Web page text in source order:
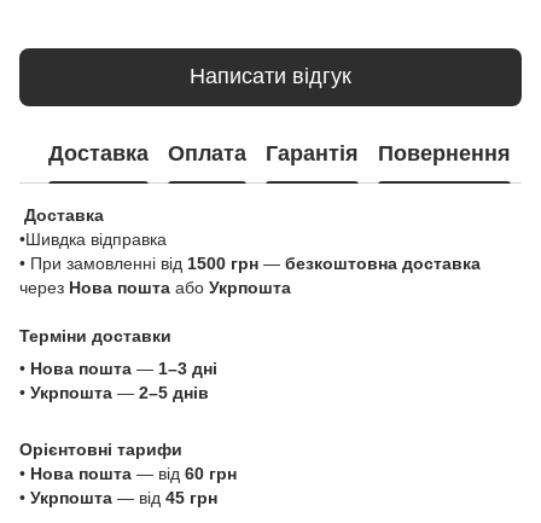
Написати відгук
Доставка Оплата Гарантія Повернення
Доставка
•Шивдка відправка
• При замовленні від 1500 грн — безкоштовна доставка
через Нова пошта або Укрпошта
Терміни доставки
• Нова пошта — 1–3 дні
• Укрпошта — 2–5 днів
Орієнтовні тарифи
• Нова пошта — від 60 грн
• Укрпошта — від 45 грн